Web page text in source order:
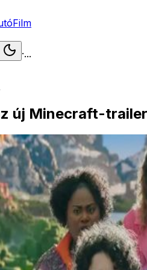
Film
·...
új Minecraft-trailer